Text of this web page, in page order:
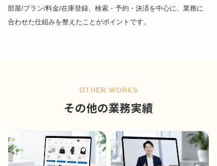
部屋/プラン/料金/在庫登録、検索・予約・決済を中心に、業務に
合わせた仕組みを整えたことがポイントです。
OTHER WORKS
その他の業務実績